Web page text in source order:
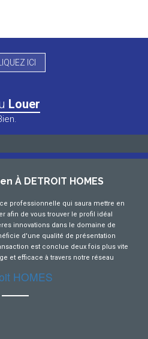
ICI
Louer
À DETROIT HOMES
professionnelle qui saura mettre en
afin de vous trouver le profil idéal
innovations dans le domaine de
d'une qualité de présentation
est conclue deux fois plus vite
et efficace à travers notre réseau
HOMES